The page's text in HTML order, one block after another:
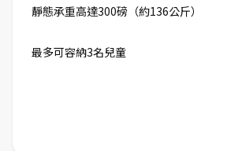
靜態承重高達300磅（約136公斤）
最多可容納3名兒童